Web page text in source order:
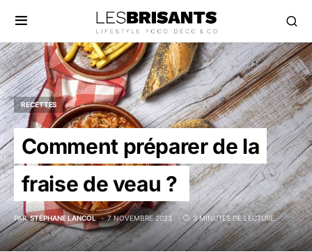
RECETTES
Comment préparer de la
fraise de veau ?
PAR STÉPHANE LANCOL 7 NOVEMBRE 2023 3 MINUTES DE LECTURE